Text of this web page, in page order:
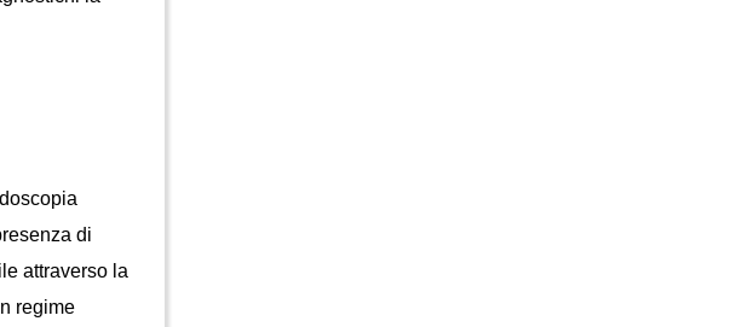
di
attraverso la
regime